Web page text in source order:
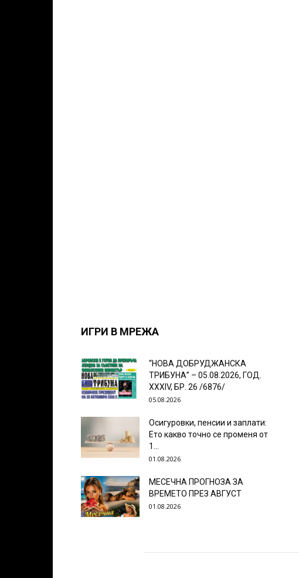
ИГРИ В МРЕЖА
“НОВА ДОБРУДЖАНСКА
ТРИБУНА” – 05.08.2026, ГОД.
XXХIV, БР. 26 /6876/
05.08.2026
Осигуровки, пенсии и заплати:
Ето какво точно се променя от
1...
01.08.2026
МЕСЕЧНА ПРОГНОЗА ЗА
ВРЕМЕТО ПРЕЗ АВГУСТ
01.08.2026